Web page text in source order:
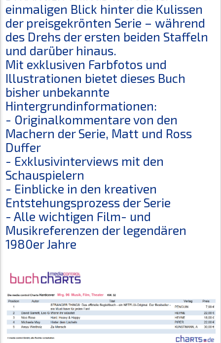
einmaligen Blick hinter die Kulissen
der preisgekrönten Serie – während
des Drehs der ersten beiden Staffeln
und darüber hinaus.
Mit exklusiven Farbfotos und
Illustrationen bietet dieses Buch
bisher unbekannte
Hintergrundinformationen:
- Originalkommentare von den
Machern der Serie, Matt und Ross
Duffer
- Exklusivinterviews mit den
Schauspielern
- Einblicke in den kreativen
Entstehungsprozess der Serie
- Alle wichtigen Film- und
Musikreferenzen der legendären
1980er Jahre